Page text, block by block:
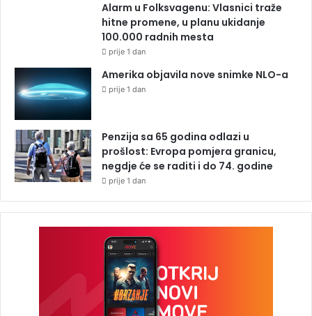
Alarm u Folksvagenu: Vlasnici traže
hitne promene, u planu ukidanje
100.000 radnih mesta
prije 1 dan
Amerika objavila nove snimke NLO-a
prije 1 dan
Penzija sa 65 godina odlazi u
prošlost: Evropa pomjera granicu,
negdje će se raditi i do 74. godine
prije 1 dan